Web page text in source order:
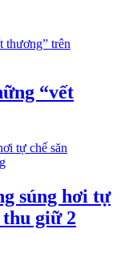
“vết
súng hơi tự
giữ 2